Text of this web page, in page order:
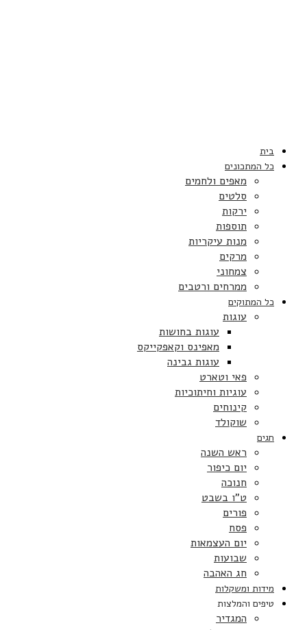
בית
כל המתכונים
מאפים ולחמים
סלטים
ירקות
תוספות
מנות עיקריות
מרקים
צמחוני
ממרחים ורטבים
כל המתוקים
עוגות
עוגות בחושות
מאפינס וקאפקייקס
עוגות גבינה
פאי וטארט
עוגיות וחיתוכיות
קינוחים
שוקולד
חגים
ראש השנה
יום כיפור
חנוכה
ט”ו בשבט
פורים
פסח
יום העצמאות
שבועות
חג האהבה
מידות ומשקלות
טיפים והמלצות
המגדיר